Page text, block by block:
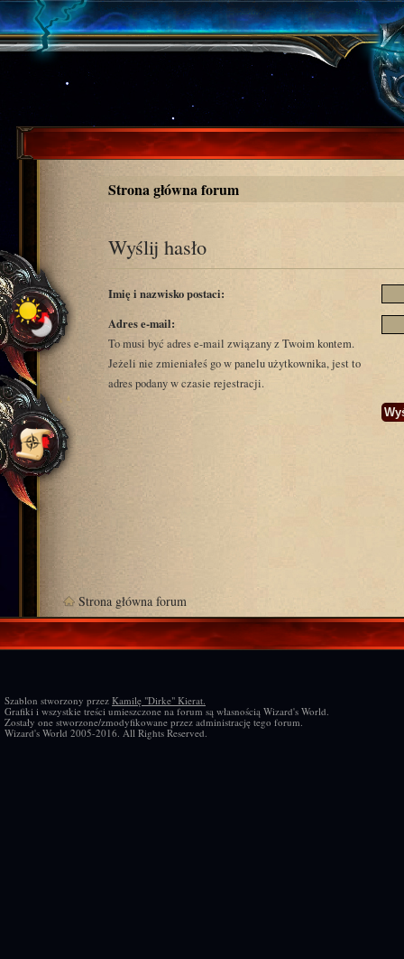
Strona główna forum
Wyślij hasło
Imię i nazwisko postaci:
Adres e-mail:
To musi być adres e-mail związany z Twoim kontem.
Jeżeli nie zmieniałeś go w panelu użytkownika, jest to
adres podany w czasie rejestracji.
Strona główna forum
Szablon stworzony przez Kamilę "Dirke" Kierat.
Grafiki i wszystkie treści umieszczone na forum są własnością Wizard's World.
Zostały one stworzone/zmodyfikowane przez administrację tego forum.
Wizard's World 2005-2016. All Rights Reserved.